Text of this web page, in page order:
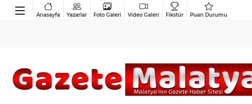
Anasayfa Yazarlar Foto Galeri Video Galeri Fikstür Puan Durumu